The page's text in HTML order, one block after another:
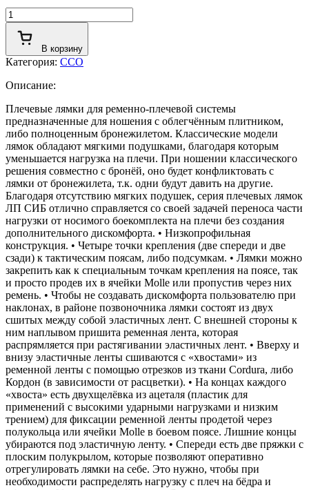
Количество
товара
Лямки
(мох)
В корзину
Категория: ССО
Описание:
Плечевые лямки для ременно-плечевой системы
предназначенные для ношения с облегчённым плитником,
либо полноценным бронежилетом. Классические модели
лямок обладают мягкими подушками, благодаря которым
уменьшается нагрузка на плечи. При ношении классического
решения совместно с бронёй, оно будет конфликтовать с
лямки от бронежилета, т.к. одни будут давить на другие.
Благодаря отсутствию мягких подушек, серия плечевых лямок
ЛП СИБ отлично справляется со своей задачей переноса части
нагрузки от носимого боекомплекта на плечи без создания
дополнительного дискомфорта. • Низкопрофильная
конструкция. • Четыре точки крепления (две спереди и две
сзади) к тактическим поясам, либо подсумкам. • Лямки можно
закрепить как к специальным точкам крепления на поясе, так
и просто продев их в ячейки Molle или пропустив через них
ремень. • Чтобы не создавать дискомфорта пользователю при
наклонах, в районе позвоночника лямки состоят из двух
сшитых между собой эластичных лент. С внешней стороны к
ним наплывом пришита ременная лента, которая
распрямляется при растягивании эластичных лент. • Вверху и
внизу эластичные ленты сшиваются с «хвостами» из
ременной ленты с помощью отрезков из ткани Cordura, либо
Кордон (в зависимости от расцветки). • На концах каждого
«хвоста» есть двухщелёвка из ацеталя (пластик для
применений с высокими ударными нагрузками и низким
трением) для фиксации ременной ленты продетой через
полукольца или ячейки Molle в боевом поясе. Лишние концы
убираются под эластичную ленту. • Спереди есть две пряжки с
плоским полукрылом, которые позволяют оперативно
отрегулировать лямки на себе. Это нужно, чтобы при
необходимости распределять нагрузку с плеч на бёдра и